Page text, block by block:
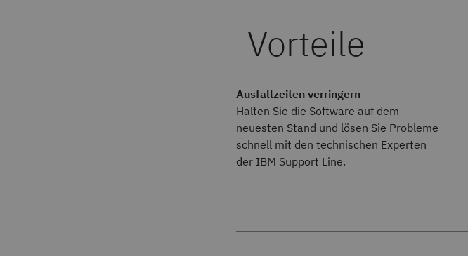
Ausfallzeiten verringern
Halten Sie die Software auf dem
neuesten Stand und lösen Sie Probleme
schnell mit den technischen Experten
der IBM Support Line.